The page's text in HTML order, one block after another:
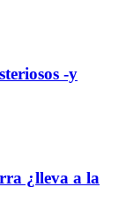
-y
¿lleva a la